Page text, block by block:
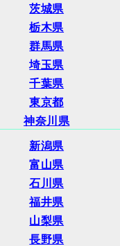
茨城県
栃木県
群馬県
埼玉県
千葉県
東京都
神奈川県
新潟県
富山県
石川県
福井県
山梨県
長野県